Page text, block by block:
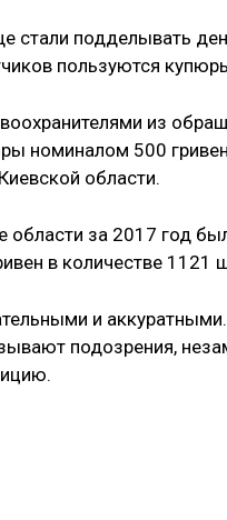
стали подделывать
пользуются
из
номиналом 500
области.
области за 2017 год
в количестве 1121
и
подозрения,